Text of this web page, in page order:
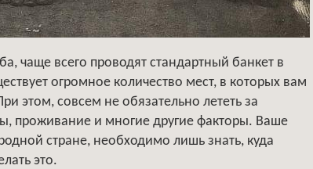
чаще всего проводят стандартный банкет в
огромное количество мест, в которых вам
этом, совсем не обязательно лететь за
проживание и многие другие факторы. Ваше
стране, необходимо лишь знать, куда
это.